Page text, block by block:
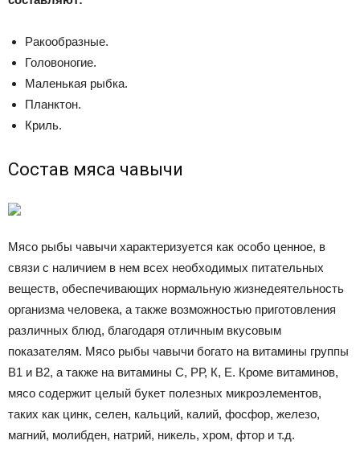
Ракообразные.
Головоногие.
Маленькая рыбка.
Планктон.
Криль.
Состав мяса чавычи
Мясо рыбы чавычи характеризуется как особо ценное, в
связи с наличием в нем всех необходимых питательных
веществ, обеспечивающих нормальную жизнедеятельность
организма человека, а также возможностью приготовления
различных блюд, благодаря отличным вкусовым
показателям. Мясо рыбы чавычи богато на витамины группы
В1 и В2, а также на витамины С, РР, К, Е. Кроме витаминов,
мясо содержит целый букет полезных микроэлементов,
таких как цинк, селен, кальций, калий, фосфор, железо,
магний, молибден, натрий, никель, хром, фтор и т.д.